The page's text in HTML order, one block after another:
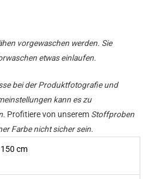
vorgewaschen werden. Sie
etwas einlaufen.
bei der Produktfotografie und
kann es zu
Profitiere von unserem Stoffproben
Farbe nicht sicher sein.
150 cm